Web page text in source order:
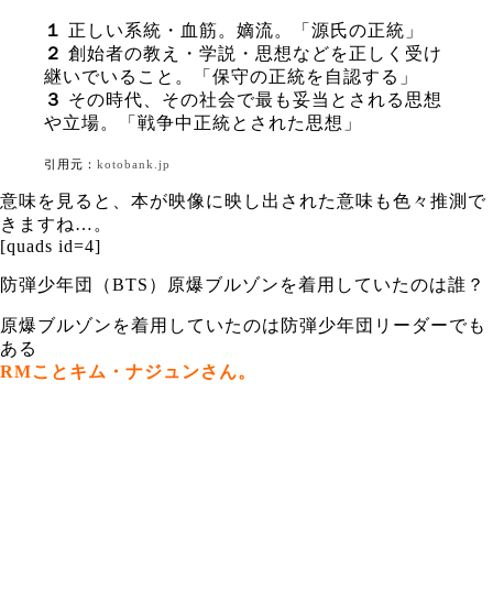
１ 正しい系統・血筋。嫡流。「源氏の正統」
２ 創始者の教え・学説・思想などを正しく受け
継いでいること。「保守の正統を自認する」
３ その時代、その社会で最も妥当とされる思想
や立場。「戦争中正統とされた思想」
引用元： kotobank.jp
意味を見ると、本が映像に映し出された意味も色々推測で
きますね…。
[quads id=4]
防弾少年団（BTS）原爆ブルゾンを着用していたのは誰？
原爆ブルゾンを着用していたのは防弾少年団リーダーでも
ある
RMことキム・ナジュンさん。